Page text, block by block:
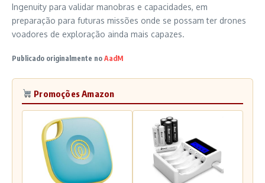
Ingenuity para validar manobras e capacidades, em
preparação para futuras missões onde se possam ter drones
voadores de exploração ainda mais capazes.
Publicado originalmente no AadM
Promoções Amazon